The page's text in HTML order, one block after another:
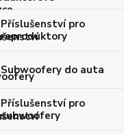
Příslušenství pro
reproduktory
Subwoofery do auta
Příslušenství pro
subwoofery